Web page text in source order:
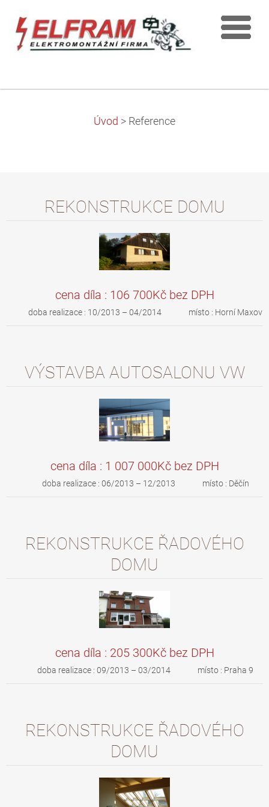
Úvod > Reference
REKONSTRUKCE DOMU
cena díla : 106 700Kč bez DPH
doba realizace : 10/2013 – 04/2014 místo : Horní Maxov
VÝSTAVBA AUTOSALONU VW
cena díla : 1 007 000Kč bez DPH
doba realizace : 06/2013 – 12/2013 místo : Děčín
REKONSTRUKCE ŘADOVÉHO
DOMU
cena díla : 205 300Kč bez DPH
doba realizace : 09/2013 – 03/2014 místo : Praha 9
REKONSTRUKCE ŘADOVÉHO
DOMU